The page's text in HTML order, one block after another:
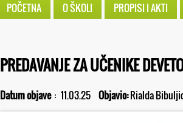
POČETNA O ŠKOLI PROPISI I AKTI
PREDAVANJE ZA UČENIKE
Datum objave : 11.03.25 Objavio:Rialda